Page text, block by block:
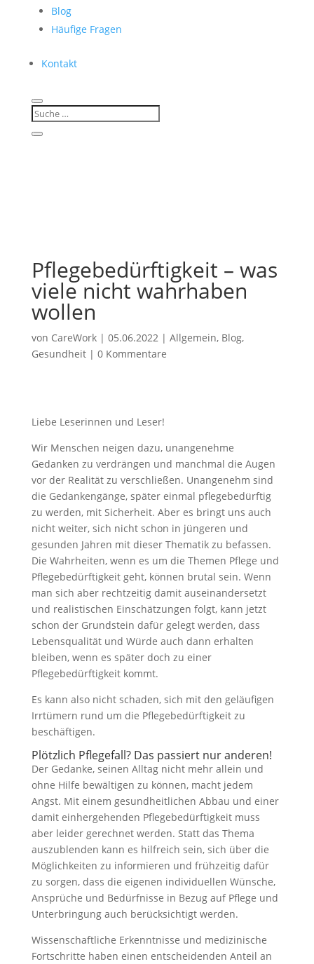
Blog
Häufige Fragen
Kontakt
Pflegebedürftigkeit – was
viele nicht wahrhaben
wollen
von CareWork| 05.06.2022| Allgemein, Blog,
Gesundheit| 0 Kommentare
Liebe Leserinnen und Leser!
Wir Menschen neigen dazu, unangenehme
Gedanken zu verdrängen und manchmal die Augen
vor der Realität zu verschließen. Unangenehm sind
die Gedankengänge, später einmal pflegebedürftig
zu werden, mit Sicherheit. Aber es bringt uns auch
nicht weiter, sich nicht schon in jüngeren und
gesunden Jahren mit dieser Thematik zu befassen.
Die Wahrheiten, wenn es um die Themen Pflege und
Pflegebedürftigkeit geht, können brutal sein. Wenn
man sich aber rechtzeitig damit auseinandersetzt
und realistischen Einschätzungen folgt, kann jetzt
schon der Grundstein dafür gelegt werden, dass
Lebensqualität und Würde auch dann erhalten
bleiben, wenn es später doch zu einer
Pflegebedürftigkeit kommt.
Es kann also nicht schaden, sich mit den geläufigen
Irrtümern rund um die Pflegebedürftigkeit zu
beschäftigen.
Plötzlich Pflegefall? Das passiert nur anderen!
Der Gedanke, seinen Alltag nicht mehr allein und
ohne Hilfe bewältigen zu können, macht jedem
Angst. Mit einem gesundheitlichen Abbau und einer
damit einhergehenden Pflegebedürftigkeit muss
aber leider gerechnet werden. Statt das Thema
auszublenden kann es hilfreich sein, sich über die
Möglichkeiten zu informieren und frühzeitig dafür
zu sorgen, dass die eigenen individuellen Wünsche,
Ansprüche und Bedürfnisse in Bezug auf Pflege und
Unterbringung auch berücksichtigt werden.
Wissenschaftliche Erkenntnisse und medizinische
Fortschritte haben einen entscheidenden Anteil an